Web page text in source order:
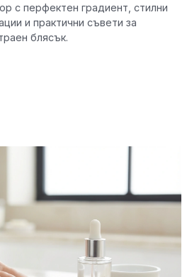
с перфектен градиент, стилни
и практични съвети за
блясък.